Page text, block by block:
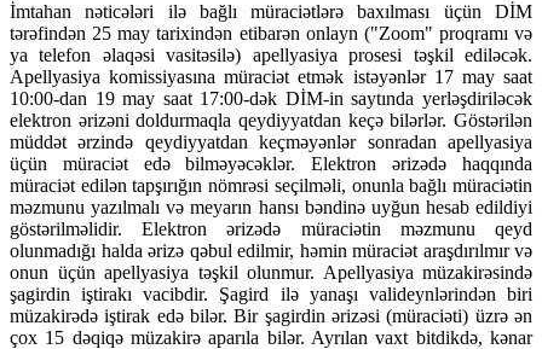
İmtahan nəticələri ilə bağlı müraciətlərə baxılması üçün DİM
tərəfindən 25 may tarixindən etibarən onlayn ("Zoom" proqramı və
ya telefon əlaqəsi vasitəsilə) apellyasiya prosesi təşkil ediləcək.
Apellyasiya komissiyasına müraciət etmək istəyənlər 17 may saat
10:00-dan 19 may saat 17:00-dək DİM-in saytında yerləşdiriləcək
elektron ərizəni doldurmaqla qeydiyyatdan keçə bilərlər. Göstərilən
müddət ərzində qeydiyyatdan keçməyənlər sonradan apellyasiya
üçün müraciət edə bilməyəcəklər. Elektron ərizədə haqqında
müraciət edilən tapşırığın nömrəsi seçilməli, onunla bağlı müraciətin
məzmunu yazılmalı və meyarın hansı bəndinə uyğun hesab edildiyi
göstərilməlidir. Elektron ərizədə müraciətin məzmunu qeyd
olunmadığı halda ərizə qəbul edilmir, həmin müraciət araşdırılmır və
onun üçün apellyasiya təşkil olunmur. Apellyasiya müzakirəsində
şagirdin iştirakı vacibdir. Şagird ilə yanaşı valideynlərindən biri
müzakirədə iştirak edə bilər. Bir şagirdin ərizəsi (müraciəti) üzrə ən
çox 15 dəqiqə müzakirə aparıla bilər. Ayrılan vaxt bitdikdə, kənar